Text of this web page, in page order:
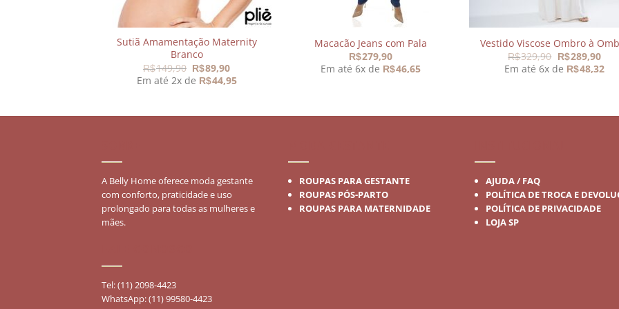
Sutiã Amamentação Maternity
Branco
R$149,90 O
preço
original
R$89,90O
preço
atual
Em até 2x de R$44,95
Macacão Jeans com Pala
R$279,90
Em até 6x de R$46,65
Vestido Viscose Ombro à
R$329,90 O
preço
original
R$289,90O
atual
Em até 6x de R$48,32
A Belly Home oferece moda gestante
com conforto, praticidade e uso
prolongado para todas as mulheres e
mães.
ROUPAS PARA GESTANTE
ROUPAS PÓS-PARTO
ROUPAS PARA MATERNIDADE
AJUDA / FAQ
POLÍTICA DE TROCA E
POLÍTICA DE PRIVACIDADE
LOJA SP
Tel: (11) 2098-4423
WhatsApp: (11) 99580-4423